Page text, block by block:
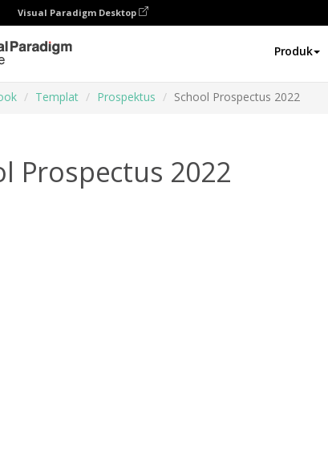
Visual Paradigm Desktop
Produk
Templat Prospektus School Prospectus 2022
Prospectus 2022